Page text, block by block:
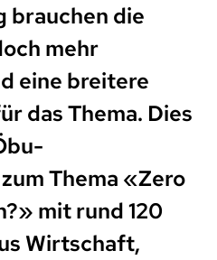
brauchen die
mehr
eine breitere
das Thema. Dies
Thema «Zero
mit rund 120
Wirtschaft,